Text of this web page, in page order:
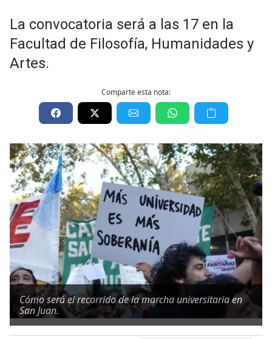
La convocatoria será a las 17 en la
Facultad de Filosofía, Humanidades y
Artes.
Comparte esta nota:
Cómo será el recorrido de la marcha universitaria en
San Juan.